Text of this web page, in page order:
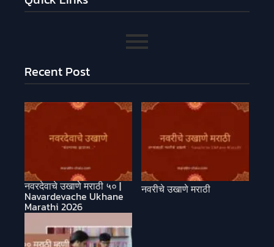
Recent Post
नवरदेवाचे उखाणे मराठी ५० |
Navardevache Ukhane
Marathi 2026
नवरीचे उखाणे मराठी